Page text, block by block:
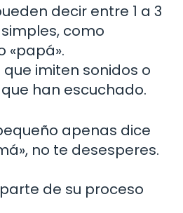
decir entre 1 a 3
como
«papá».
que imiten sonidos o
han escuchado.
apenas dice
no te desesperes.
de su proceso